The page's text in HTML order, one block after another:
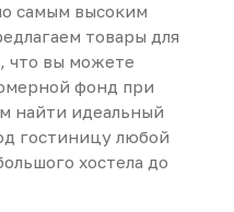
самым высоким
товары для
что вы можете
фонд при
найти идеальный
гостиницу любой
хостела до